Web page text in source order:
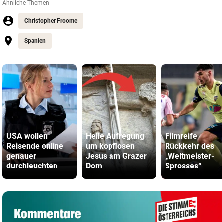
Ähnliche Themen
Christopher Froome
Spanien
USA wollen
Reisende online
genauer
durchleuchten
Helle Aufregung
um kopflosen
Jesus am Grazer
Dom
Filmreife
Rückkehr des
„Weltmeister-
Sprosses“